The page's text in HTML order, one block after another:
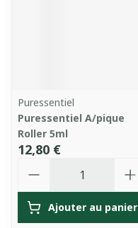
Puressentiel
Puressentiel A/pique
Roller 5ml
12,80 €
Ajouter au panier